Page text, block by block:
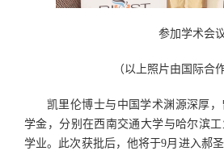
参加学术会
（以上照片由国际合
凯里伦博士与中国学术渊源深厚
学金，分别在西南交通大学与哈尔滨
学业。此次获批后，他将于9月进入郝